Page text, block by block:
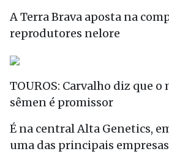
A Terra Brava aposta na
reprodutores nelore
TOUROS: Carvalho diz que o
sêmen é promissor
É na central Alta Genetics,
uma das principais